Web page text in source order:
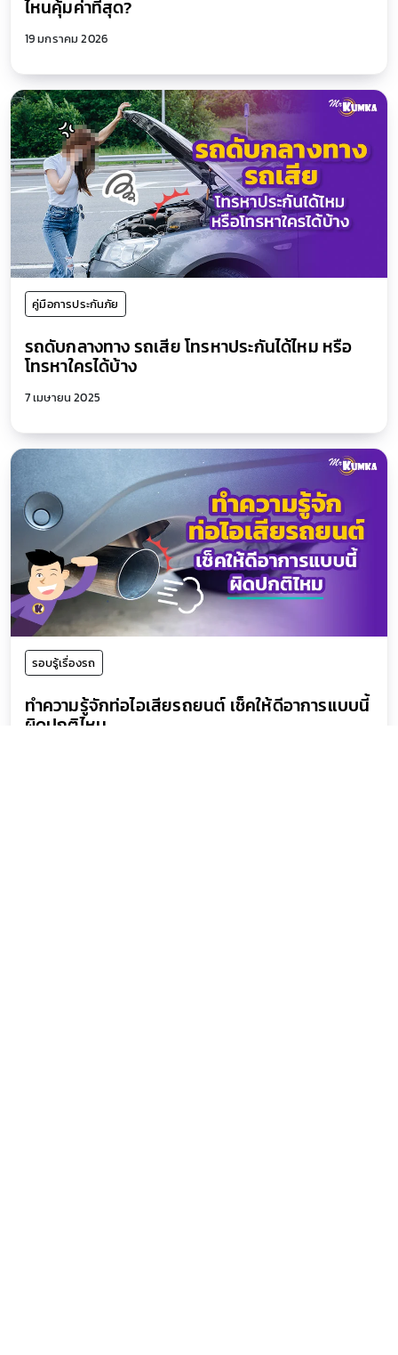
ไหนคุ้มค่าที่สุด?
19 มกราคม 2026
คู่มือการประกันภัย
รถดับกลางทาง รถเสีย โทรหาประกันได้ไหม หรือ
โทรหาใครได้บ้าง
7 เมษายน 2025
รอบรู้เรื่องรถ
ทำความรู้จักท่อไอเสียรถยนต์ เช็คให้ดีอาการแบบนี้
ผิดปกติไหม